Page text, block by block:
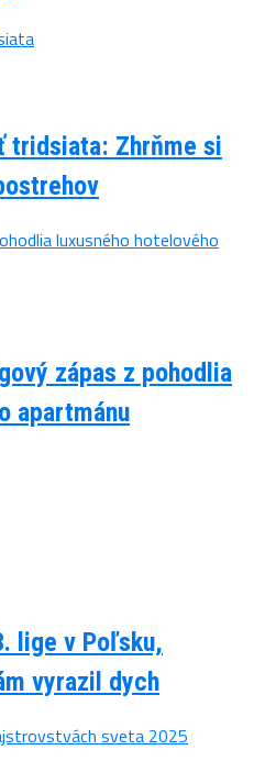
tridsiata: Zhrňme si
zápas z pohodlia
apartmánu
lige v Poľsku,
vyrazil dych